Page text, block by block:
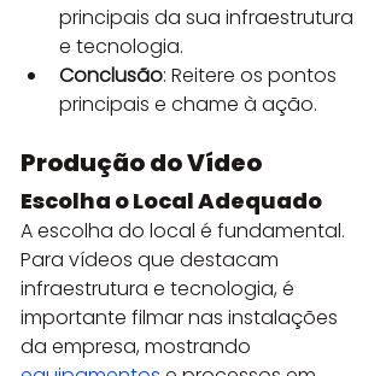
principais da sua infraestrutura
e tecnologia.
Conclusão: Reitere os pontos
principais e chame à ação.
Produção do Vídeo
Escolha o Local Adequado
A escolha do local é fundamental.
Para vídeos que destacam
infraestrutura e tecnologia, é
importante filmar nas instalações
da empresa, mostrando